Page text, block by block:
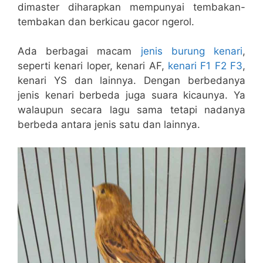
dimaster diharapkan mempunyai tembakan-
tembakan dan berkicau gacor ngerol.
Ada berbagai macam jenis burung kenari,
seperti kenari loper, kenari AF, kenari F1 F2 F3,
kenari YS dan lainnya. Dengan berbedanya
jenis kenari berbeda juga suara kicaunya. Ya
walaupun secara lagu sama tetapi nadanya
berbeda antara jenis satu dan lainnya.